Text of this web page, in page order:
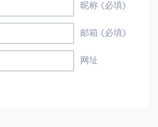
昵称 (必填)
邮箱 (必填)
网址